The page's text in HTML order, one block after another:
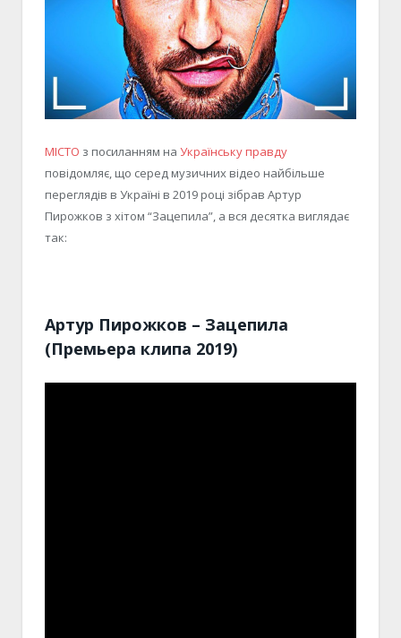
МІСТО з посиланням на Українську правду
повідомляє, що серед музичних відео найбільше
переглядів в Україні в 2019 році зібрав Артур
Пирожков з хітом “Зацепила”, а вся десятка виглядає
так:
Артур Пирожков – Зацепила
(Премьера клипа 2019)